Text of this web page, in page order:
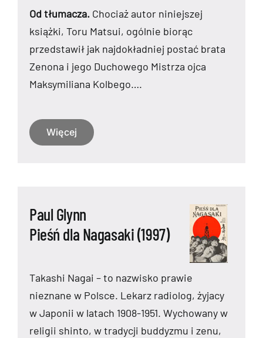
Od tłumacza.Chociaż autor niniejszej
książki, Toru Matsui, ogólnie biorąc
przedstawił jak najdokładniej postać brata
Zenona i jego Duchowego Mistrza ojca
Maksymiliana Kolbego….
Więcej
Paul Glynn
Pieśń dla Nagasaki (1997)
Takashi Nagai – to nazwisko prawie
nieznane w Polsce. Lekarz radiolog, żyjacy
w Japonii w latach 1908-1951. Wychowany w
religii shinto, w tradycji buddyzmu i zenu,